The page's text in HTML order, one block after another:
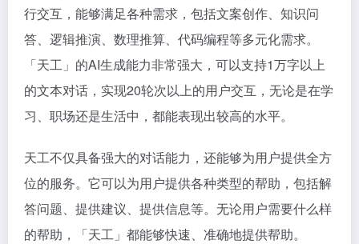
行交互，能够满足各种需求，包括文案创作、知识问
答、逻辑推演、数理推算、代码编程等多元化需求。
「天工」的AI生成能力非常强大，可以支持1万字以上
的文本对话，实现20轮次以上的用户交互，无论是在学
习、职场还是生活中，都能表现出较高的水平。
天工不仅具备强大的对话能力，还能够为用户提供全方
位的服务。它可以为用户提供各种类型的帮助，包括解
答问题、提供建议、提供信息等。无论用户需要什么样
的帮助，「天工」都能够快速、准确地提供帮助。